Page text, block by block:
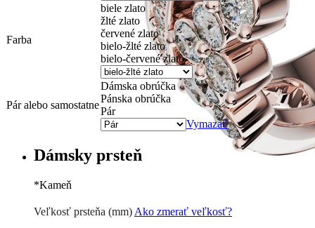
Farba
biele zlato
žlté zlato
červené zlato
bielo-žlté zlato
bielo-červené zlato
Pár alebo samostatne
Dámska obrúčka
Pánska obrúčka
Pár
Vymazať
Dámsky prsteň
*Kameň
Veľkosť prsteňa (mm) Ako zmerať veľkosť?